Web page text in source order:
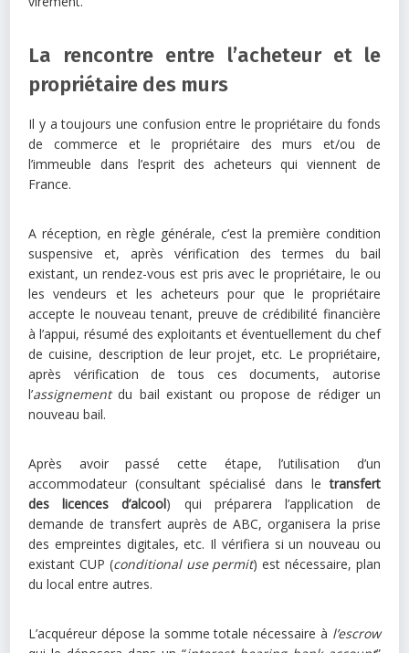
La rencontre entre l’acheteur et le
propriétaire des murs
Il y a toujours une confusion entre le propriétaire du fonds
de commerce et le propriétaire des murs et/ou de
l’immeuble dans l’esprit des acheteurs qui viennent de
France.
A réception, en règle générale, c’est la première condition
suspensive et, après vérification des termes du bail
existant, un rendez-vous est pris avec le propriétaire, le ou
les vendeurs et les acheteurs pour que le propriétaire
accepte le nouveau tenant, preuve de crédibilité financière
à l’appui, résumé des exploitants et éventuellement du chef
de cuisine, description de leur projet, etc. Le propriétaire,
après vérification de tous ces documents, autorise
l’assignementdu bail existant ou propose de rédiger un
nouveau bail.
Après avoir passé cette étape, l’utilisation d’un
accommodateur (consultant spécialisé dans letransfert
des licences d’alcool) qui préparera l’application de
demande de transfert auprès de ABC, organisera la prise
des empreintes digitales, etc. Il vérifiera si un nouveau ou
existant CUP (conditional use permit) est nécessaire, plan
du local entre autres.
L’acquéreur dépose la somme totale nécessaire à l’escrow